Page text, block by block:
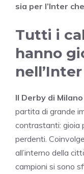
sia per l’Inter
Tutti i
hanno
Il Derby di Milano
partita di grande
contrastanti: gioia
perdenti.
all’interno della
campioni si sono